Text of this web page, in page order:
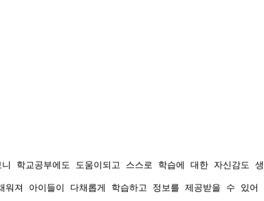
학교공부에도 도움이되고 스스로 학습에 대한 자신감도
져 아이들이 다채롭게 학습하고 정보를 제공받을 수 있어